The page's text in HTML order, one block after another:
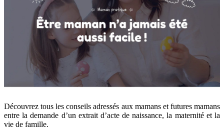
Découvrez tous les conseils adressés aux mamans et futures mamans
entre la demande d’un extrait d’acte de naissance, la maternité et la
vie de famille.